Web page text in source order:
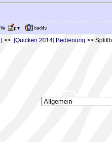
>> [Quicken 2014] Bedienung >>